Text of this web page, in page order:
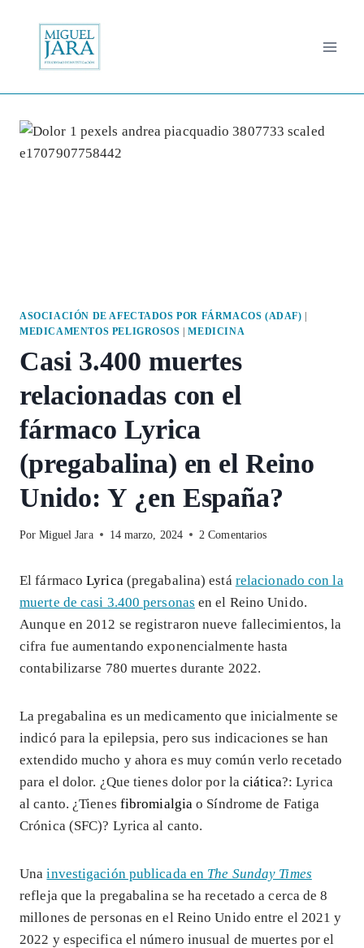
contenido
ASOCIACIÓN DE AFECTADOS POR FÁRMACOS (ADAF)
MEDICAMENTOS PELIGROSOS |MEDICINA
Casi 3.400 muertes
relacionadas con el
fármaco Lyrica
(pregabalina) en el Reino
Unido: Y ¿en España?
Por Miguel Jara 14 marzo, 2024 2 Comentarios
El fármacoLyrica (pregabalina) está relacionado con la
muerte de casi 3.400 personas en el Reino Unido.
Aunque en 2012 se registraron nueve fallecimientos, la
cifra fue aumentando exponencialmente hasta
contabilizarse 780 muertes durante 2022.
La pregabalina es un medicamento que inicialmente se
indicó para la epilepsia, pero sus indicaciones se han
extendido mucho y ahora es muy común verlo recetado
para el dolor. ¿Que tienes dolor por laciática?: Lyrica
al canto. ¿Tienes fibromialgia o Síndrome de Fatiga
Crónica (SFC)? Lyrica al canto.
Unainvestigación publicada en The Sunday Times
refleja que la pregabalina se ha recetado a cerca de 8
millones de personas en el Reino Unido entre el 2021 y
2022 y especifica el número inusual de muertes por el